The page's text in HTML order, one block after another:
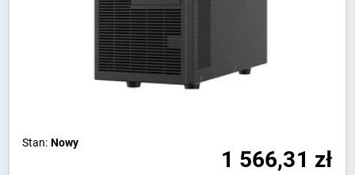
Stan: Nowy
1 566,31 zł